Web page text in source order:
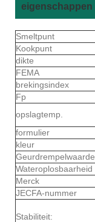
eigenschappen
Smeltpunt
Kookpunt
dikte
FEMA
brekingsindex
Fp
opslagtemp.
formulier
kleur
Geurdrempelwaarde
Wateroplosbaarheid
Merck
JECFA-nummer
Stabiliteit: